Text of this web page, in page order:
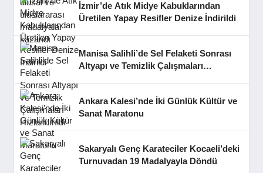
İzmir’de Atık Midye Kabuklarından
Üretilen Yapay Resifler Denize İndirildi
Manisa Salihli’de Sel Felaketi Sonrası
Altyapı ve Temizlik Çalışmaları
Ankara Kalesi’nde İki Günlük Kültür ve
Sanat Maratonu
Sakaryalı Genç Karateciler Kocaeli’deki
Turnuvadan 19 Madalyayla Döndü